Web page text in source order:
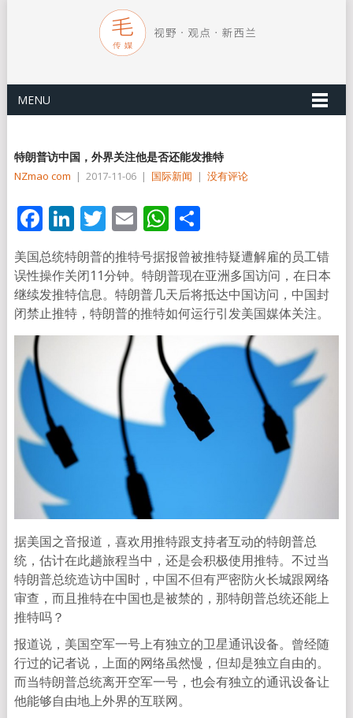
MENU
特朗普访中国，外界关注他是否还能发推特
NZmao com | 2017-11-06 | 国际新闻 | 没有评论
Facebook
LinkedIn
Twitter
EmailWhatsApp
分
享
美国总统特朗普的推特号据报曾被推特疑遭解雇的员工错
误性操作关闭11分钟。特朗普现在亚洲多国访问，在日本
继续发推特信息。特朗普几天后将抵达中国访问，中国封
闭禁止推特，特朗普的推特如何运行引发美国媒体关注。
据美国之音报道，喜欢用推特跟支持者互动的特朗普总
统，估计在此趟旅程当中，还是会积极使用推特。不过当
特朗普总统造访中国时，中国不但有严密防火长城跟网络
审查，而且推特在中国也是被禁的，那特朗普总统还能上
推特吗？
报道说，美国空军一号上有独立的卫星通讯设备。曾经随
行过的记者说，上面的网络虽然慢，但却是独立自由的。
而当特朗普总统离开空军一号，也会有独立的通讯设备让
他能够自由地上外界的互联网。